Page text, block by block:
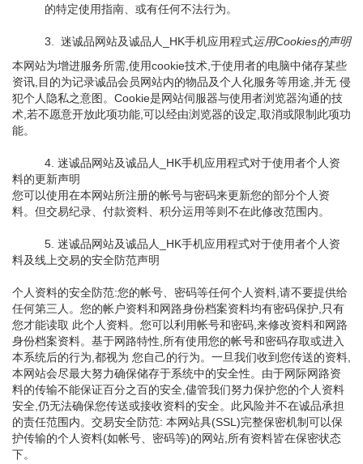
的特定使用指南、或有任何不法行为。
3. 迷诚品网站及诚品人_HK手机应用程式运用Cookies的声明
本网站为增进服务所需,使用cookie技术,于使用者的电脑中储存某些
资讯,目的为记录诚品会员网站内的物品及个人化服务等用途,并无 侵
犯个人隐私之意图。Cookie是网站伺服器与使用者浏览器沟通的技
术,若不愿意开放此项功能,可以经由浏览器的设定,取消或限制此项功
能。
4. 迷诚品网站及诚品人_HK手机应用程式对于使用者个人资
料的更新声明
您可以使用在本网站所注册的帐号与密码来更新您的部分个人资
料。但交易纪录、付款资料、积分运用等则不在此修改范围内。
5. 迷诚品网站及诚品人_HK手机应用程式对于使用者个人资
料及线上交易的安全防范声明
个人资料的安全防范:您的帐号、密码等任何个人资料,请不要提供给
任何第三人。您的帐户资料和网路身份档案资料均有密码保护,只有
您才能读取 此个人资料。您可以利用帐号和密码,来修改资料和网路
身份档案资料。基于网路特性,所有使用您的帐号和密码存取或进入
本系统后的行为,都视为 您自己的行为。一旦我们收到您传送的资料,
本网站会尽最大努力确保储存于系统中的安全性。由于网际网路资
料的传输不能保证百分之百的安全,儘管我们努力保护您的个人资料
安全,仍无法确保您传送或接收资料的安全。此风险并不在诚品承担
的责任范围内。交易安全防范: 本网站具(SSL)完整保密机制可以保
护传输的个人资料(如帐号、密码等)的网站,所有资料皆在保密状态
下。